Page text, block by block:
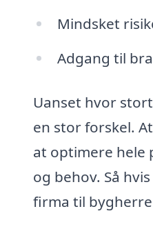
Mindsket
Adgang til
Uanset hvor
en stor forskel.
at optimere hele
og behov. Så
firma til